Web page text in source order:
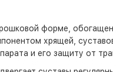
форме,
хрящей,
и его защиту от